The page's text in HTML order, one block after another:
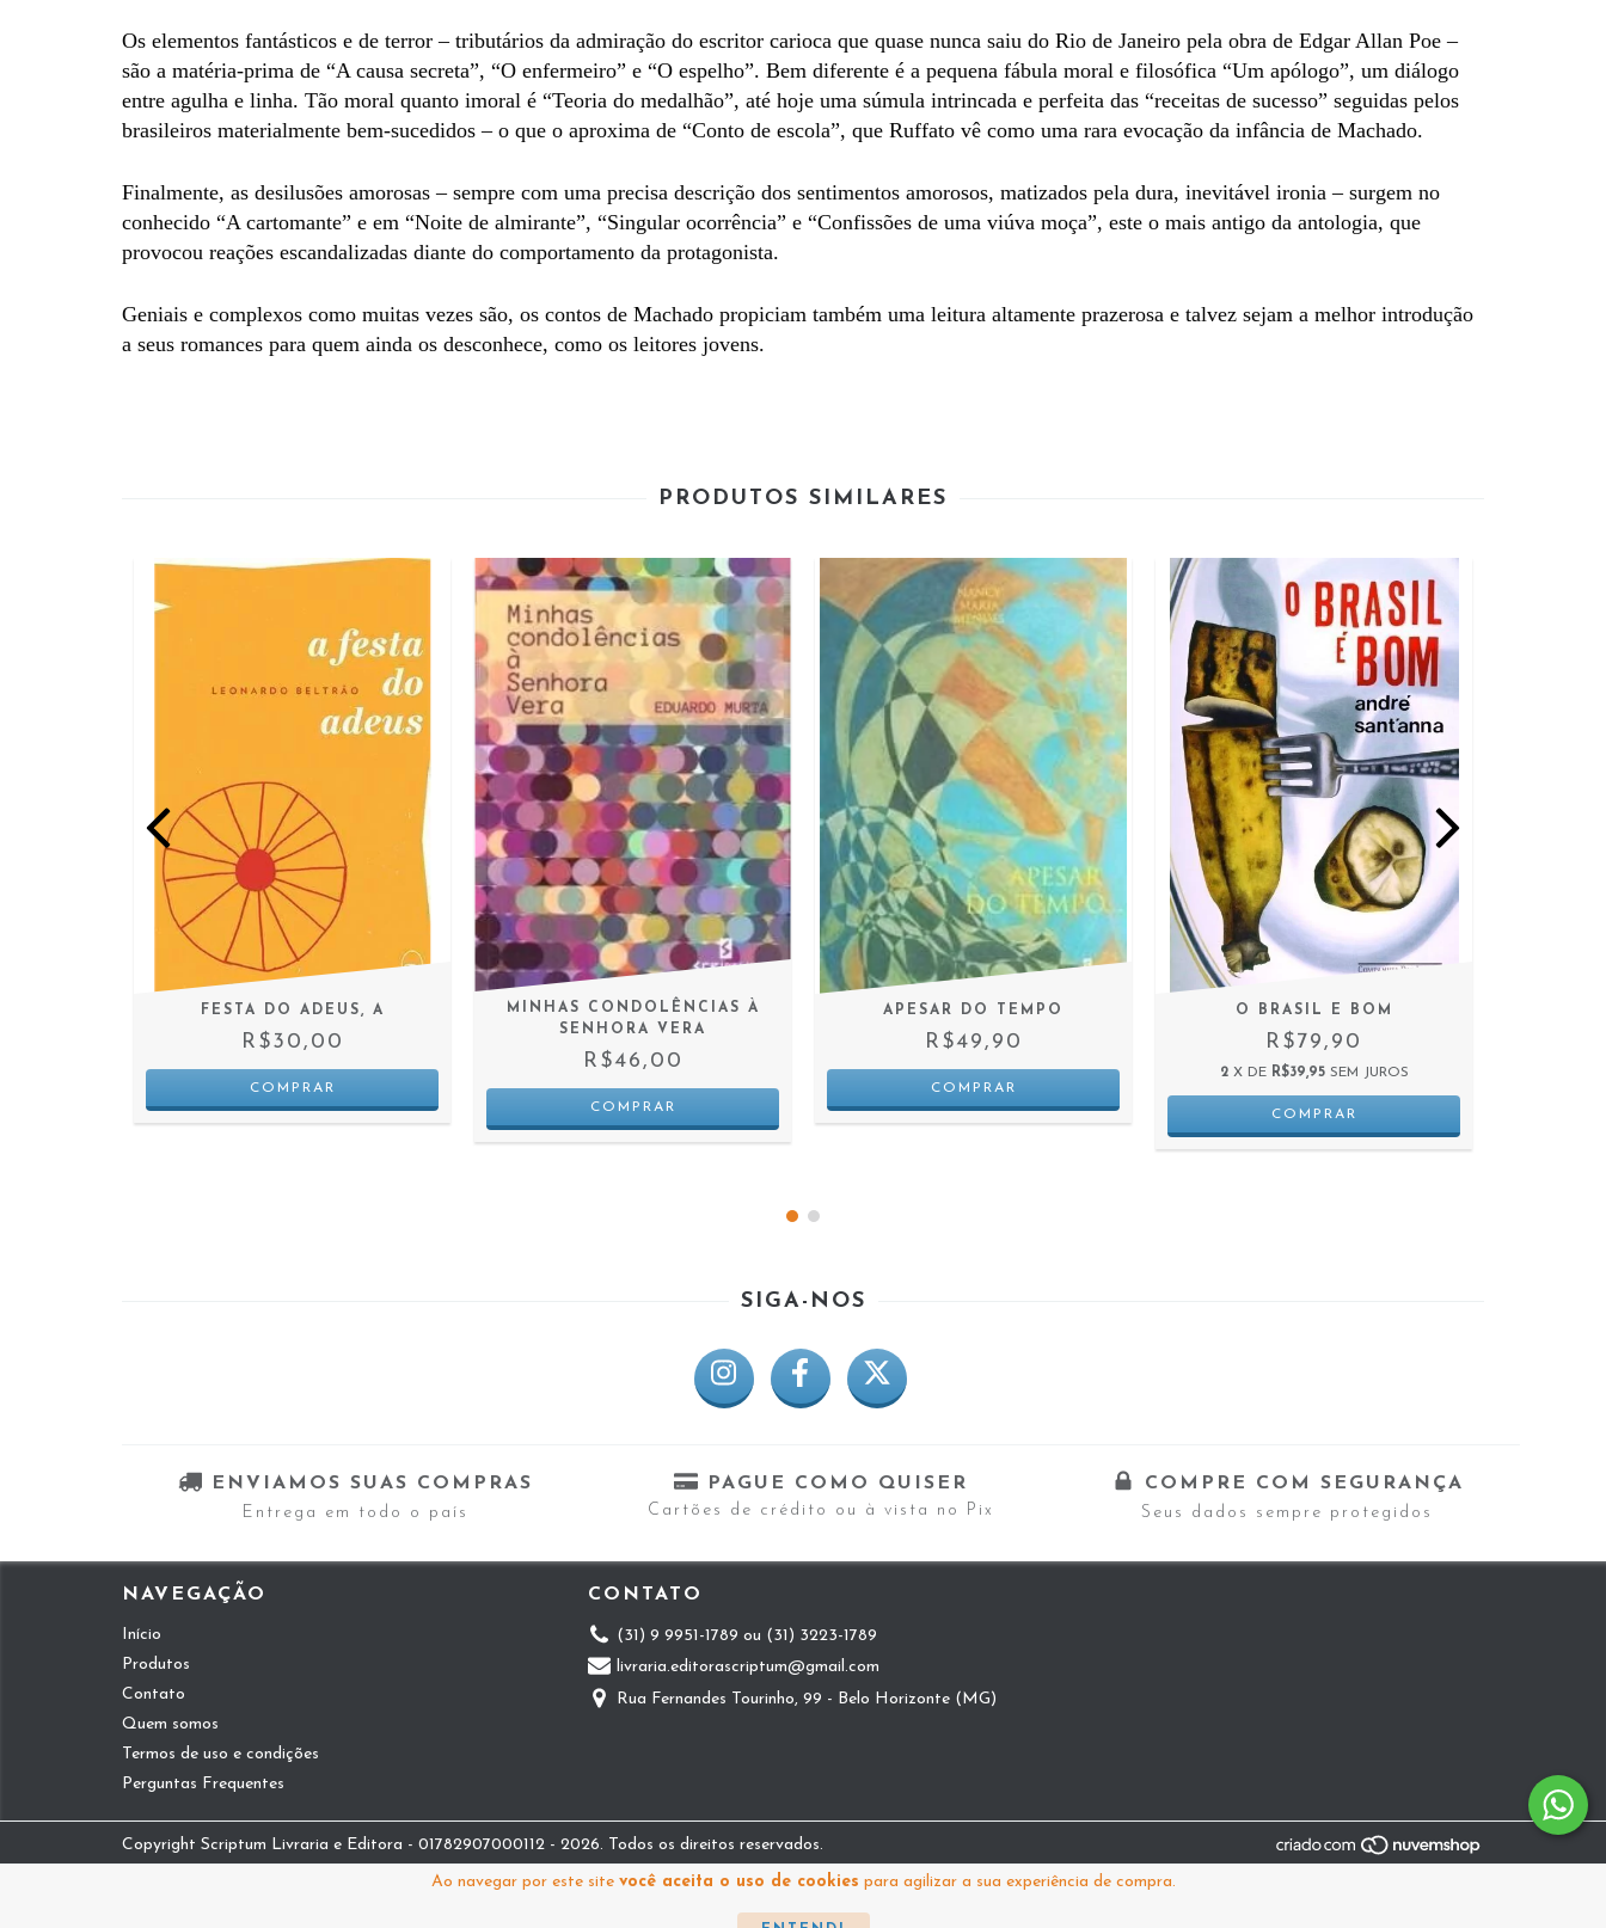
Ao navegar por este site você aceita o uso de cookies para agilizar a sua experiência de compra.
Os elementos fantásticos e de terror – tributários da admiração do escritor carioca que quase nunca saiu do Rio de Janeiro pela obra de Edgar Allan Poe –
são a matéria-prima de “A causa secreta”, “O enfermeiro” e “O espelho”. Bem diferente é a pequena fábula moral e filosófica “Um apólogo”, um diálogo
entre agulha e linha. Tão moral quanto imoral é “Teoria do medalhão”, até hoje uma súmula intrincada e perfeita das “receitas de sucesso” seguidas pelos
brasileiros materialmente bem-sucedidos – o que o aproxima de “Conto de escola”, que Ruffato vê como uma rara evocação da infância de Machado.
Finalmente, as desilusões amorosas – sempre com uma precisa descrição dos sentimentos amorosos, matizados pela dura, inevitável ironia – surgem no
conhecido “A cartomante” e em “Noite de almirante”, “Singular ocorrência” e “Confissões de uma viúva moça”, este o mais antigo da antologia, que
provocou reações escandalizadas diante do comportamento da protagonista.
Geniais e complexos como muitas vezes são, os contos de Machado propiciam também uma leitura altamente prazerosa e talvez sejam a melhor introdução
a seus romances para quem ainda os desconhece, como os leitores jovens.
PRODUTOS SIMILARES
FESTA DO ADEUS, A
R$30,00
MINHAS CONDOLÊNCIAS À
SENHORA VERA
R$46,00
APESAR DO TEMPO
R$49,90
O BRASIL E BOM
R$79,90
2 X DE R$39,95 SEM JUROS
SIGA-NOS
ENVIAMOS SUAS COMPRAS
Entrega em todo o país
PAGUE COMO QUISER
Cartões de crédito ou à vista no Pix
COMPRE COM SEGURANÇA
Seus dados sempre protegidos
NAVEGAÇÃO
Início
Produtos
Contato
Quem somos
Termos de uso e condições
Perguntas Frequentes
CONTATO
(31) 9 9951-1789 ou (31) 3223-1789
livraria.editorascriptum@gmail.com
Rua Fernandes Tourinho, 99 - Belo Horizonte (MG)
Copyright Scriptum Livraria e Editora - 01782907000112 - 2026. Todos os direitos reservados.